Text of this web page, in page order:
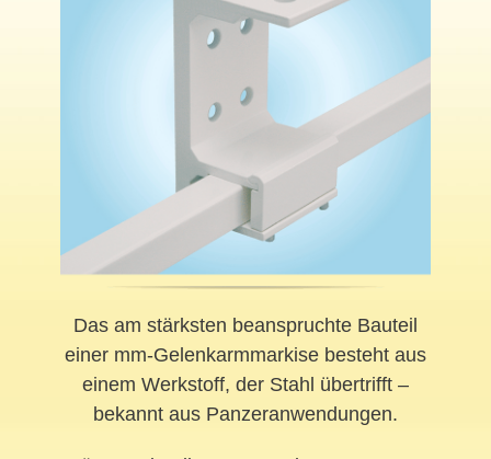
Das am stärksten beanspruchte Bauteil
einer mm-Gelenkarmmarkise besteht aus
einem Werkstoff, der Stahl übertrifft –
bekannt aus Panzeranwendungen.